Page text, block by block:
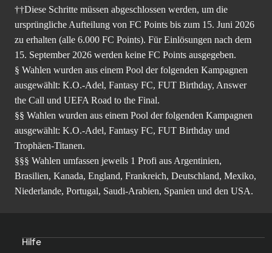
††Diese Schritte müssen abgeschlossen werden, um die
ursprüngliche Aufteilung von FC Points bis zum 15. Juni 2026
zu erhalten (alle 6.000 FC Points). Für Einlösungen nach dem
15. September 2026 werden keine FC Points ausgegeben.
§ Wahlen wurden aus einem Pool der folgenden Kampagnen
ausgewählt: K.O.-Adel, Fantasy FC, FUT Birthday, Answer
the Call und UEFA Road to the Final.
§§ Wahlen wurden aus einem Pool der folgenden Kampagnen
ausgewählt: K.O.-Adel, Fantasy FC, FUT Birthday und
Trophäen-Titanen.
§§§ Wahlen umfassen jeweils 1 Profi aus Argentinien,
Brasilien, Kanada, England, Frankreich, Deutschland, Mexiko,
Niederlande, Portugal, Saudi-Arabien, Spanien und den USA.
Hilfe